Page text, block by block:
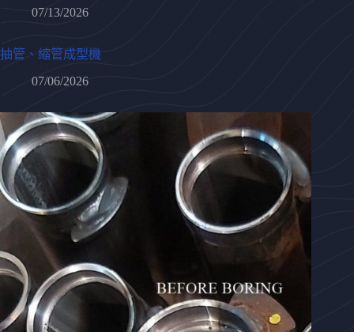
07/13/2026
抽管、縮管成型機
07/06/2026